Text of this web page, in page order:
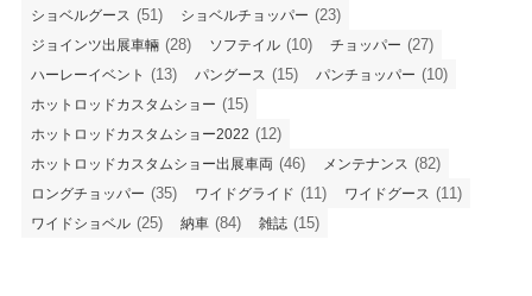
ショベルグース (51) ショベルチョッパー (23)
ジョインツ出展車輛 (28) ソフテイル (10) チョッパー (27)
ハーレーイベント (13) パングース (15) パンチョッパー (10)
ホットロッドカスタムショー (15)
ホットロッドカスタムショー2022 (12)
ホットロッドカスタムショー出展車両 (46) メンテナンス (82)
ロングチョッパー (35) ワイドグライド (11) ワイドグース (11)
ワイドショベル (25) 納車 (84) 雑誌 (15)